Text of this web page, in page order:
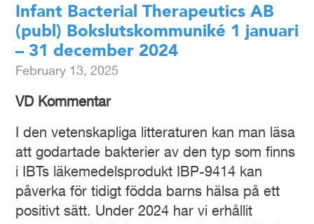
Infant Bacterial Therapeutics AB
(publ) Bokslutskommuniké 1 januari
– 31 december 2024
February 13, 2025
VD Kommentar
I den vetenskapliga litteraturen kan man läsa
att godartade bakterier av den typ som finns
i IBTs läkemedelsprodukt IBP-9414 kan
påverka för tidigt födda barns hälsa på ett
positivt sätt. Under 2024 har vi erhållit